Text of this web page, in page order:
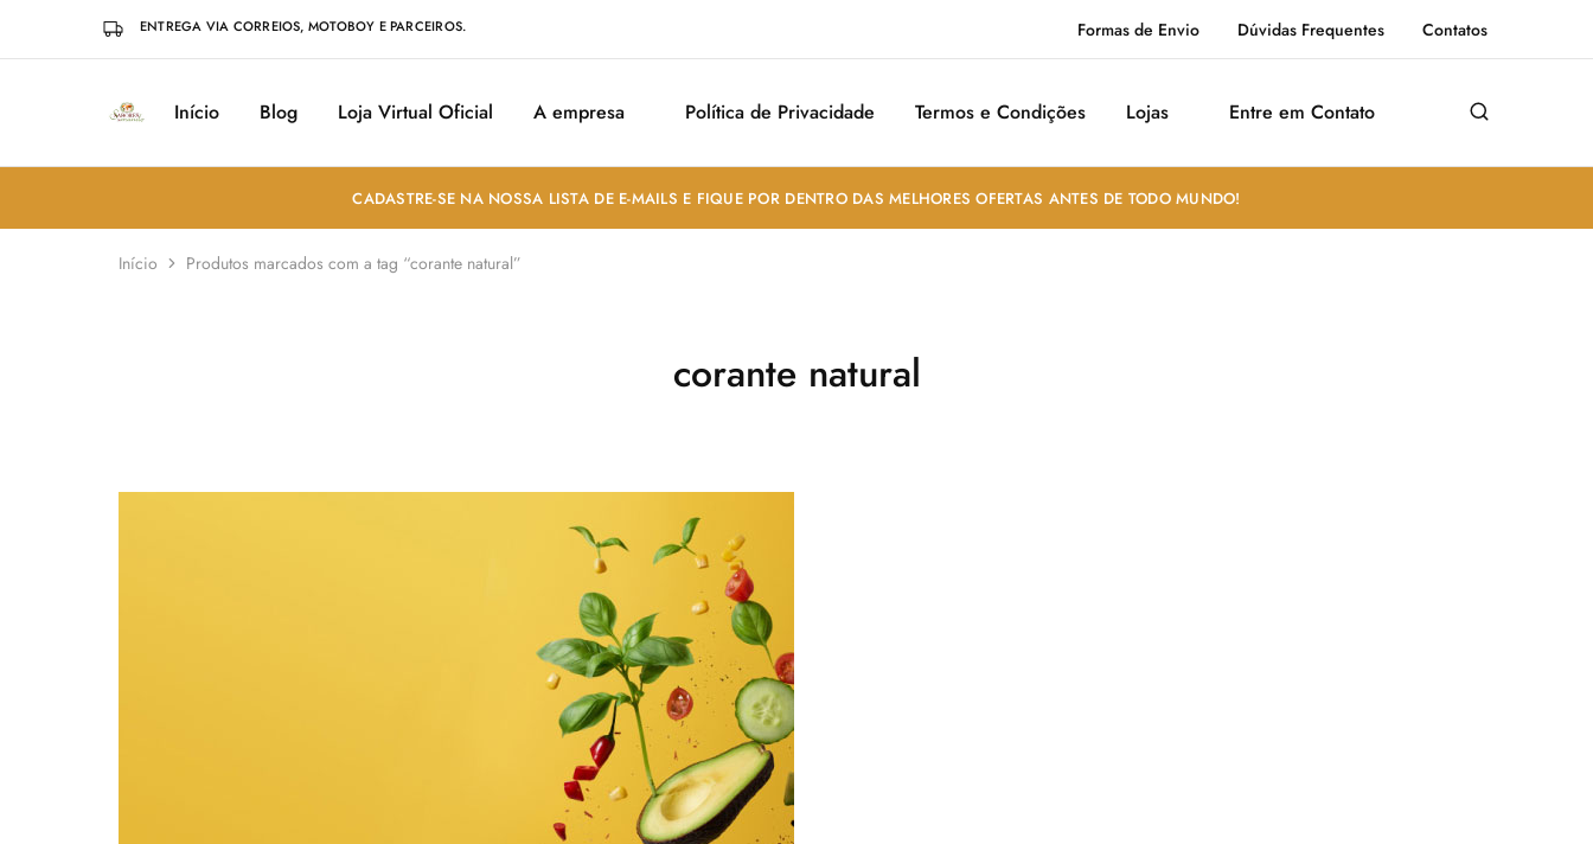
ENTREGA VIA CORREIOS, MOTOBOY E PARCEIROS. Formas de Envio Dúvidas Frequentes Contatos
Sabores
Sua
Temperos
em
João
Pessoa
Início Blog Loja Virtual Oficial A empresa Política de Privacidade Termos e Condições Lojas Entre em Contato
CADASTRE-SE NA NOSSA LISTA DE E-MAILS E FIQUE POR DENTRO DAS MELHORES OFERTAS ANTES DE TODO MUNDO!
Início Produtos marcados com a tag “corante natural”
corante natural